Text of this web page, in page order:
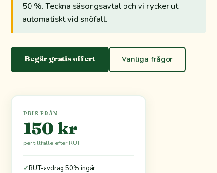
50 %. Teckna säsongsavtal och vi rycker ut
automatiskt vid snöfall.
Begär gratis offert Vanliga frågor
PRIS FRÅN
150 kr
per tillfälle efter RUT
✓RUT-avdrag 50% ingår